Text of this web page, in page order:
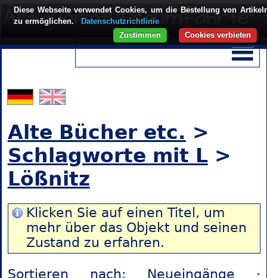
Alte Bücher etc. >
Schlagworte mit L>
Lößnitz
Klicken Sie auf einen Titel, um
mehr über das Objekt und seinen
Zustand zu erfahren.
Sortieren nach: Neueingänge ·
Diese Webseite verwendet Cookies, um die Bestellung von
zu ermöglichen.
Datenschutzrichtlinie
Cookies verbieten
Zustimmen